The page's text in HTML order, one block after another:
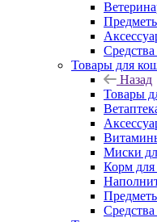
Товары для
Назад
Товары
Миски
Корм